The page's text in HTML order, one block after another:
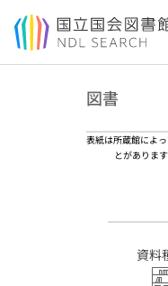
本文へ移動
図書
表紙は所蔵館によ
とがあります
資料